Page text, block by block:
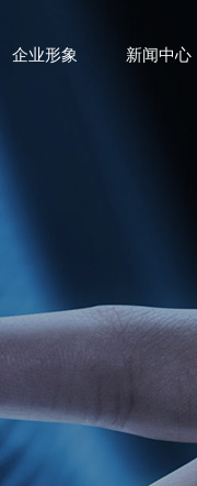
企业形象 新闻中心